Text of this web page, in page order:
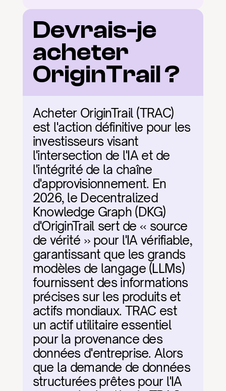
Devrais-je
acheter
OriginTrail ?
Acheter OriginTrail (TRAC)
est l'action définitive pour les
investisseurs visant
l'intersection de l'IA et de
l'intégrité de la chaîne
d'approvisionnement. En
2026, le Decentralized
Knowledge Graph (DKG)
d'OriginTrail sert de « source
de vérité » pour l'IA vérifiable,
garantissant que les grands
modèles de langage (LLMs)
fournissent des informations
précises sur les produits et
actifs mondiaux. TRAC est
un actif utilitaire essentiel
pour la provenance des
données d'entreprise. Alors
que la demande de données
structurées prêtes pour l'IA